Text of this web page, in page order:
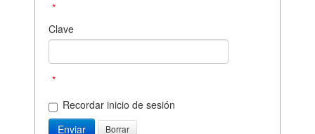
*
Clave
*
Recordar inicio de sesión